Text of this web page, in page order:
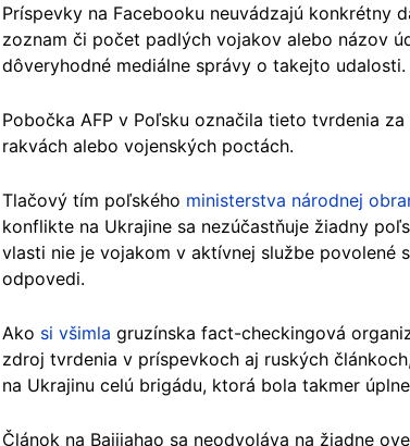
Príspevky na Facebooku neuvádzajú konkrétny
zoznam či počet padlých vojakov alebo názov
dôveryhodné mediálne správy o takejto udalosti.
Pobočka AFP v Poľsku označila tieto tvrdenia
rakvách alebo vojenských poctách.
Tlačový tím poľského ministerstva národnej
konflikte na Ukrajine sa nezúčastňuje žiadny
vlasti nie je vojakom v aktívnej službe povolené
odpovedi.
Ako si všimla gruzínska fact-checkingová
zdroj tvrdenia v príspevkoch aj ruských
na Ukrajinu celú brigádu, ktorá bola takmer
Článok na Baijiahao sa neodvoláva na žiadne